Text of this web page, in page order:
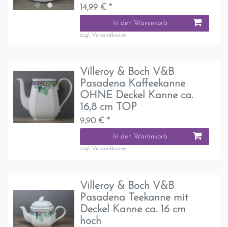
14,99 € *
In den Warenkorb
zzgl. Versandkosten
Villeroy & Boch V&B
Pasadena Kaffeekanne
OHNE Deckel Kanne ca.
16,8 cm TOP
9,90 € *
In den Warenkorb
zzgl. Versandkosten
Villeroy & Boch V&B
Pasadena Teekanne mit
Deckel Kanne ca. 16 cm
hoch